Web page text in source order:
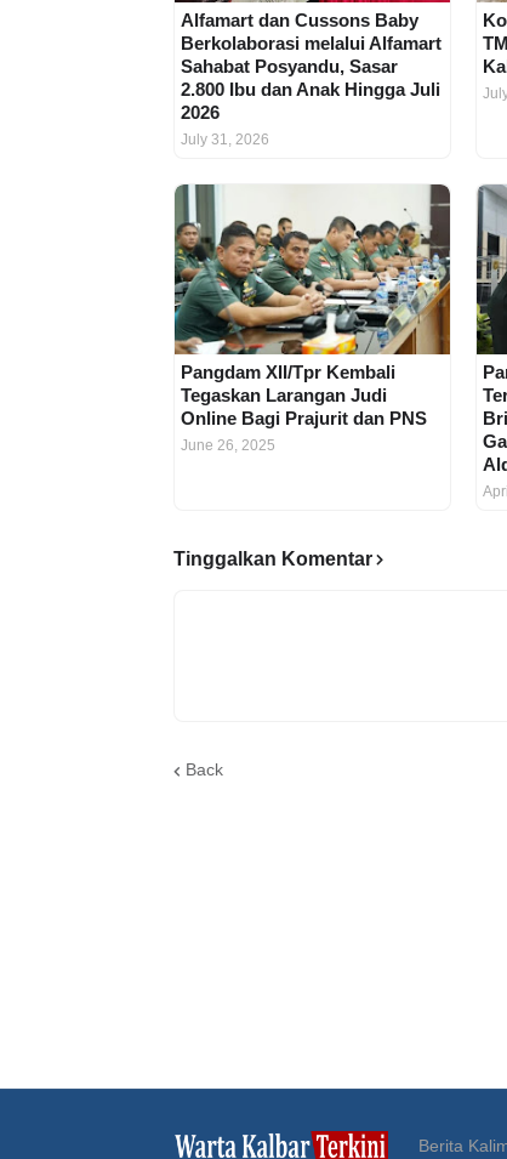
Alfamart dan Cussons Baby
Berkolaborasi melalui Alfamart
Sahabat Posyandu, Sasar
2.800 Ibu dan Anak Hingga Juli
2026
July 31, 2026
Pangdam XII/Tpr Kembali
Tegaskan Larangan Judi
Online Bagi Prajurit dan PNS
June 26, 2025
Tinggalkan Komentar
Back
Berita